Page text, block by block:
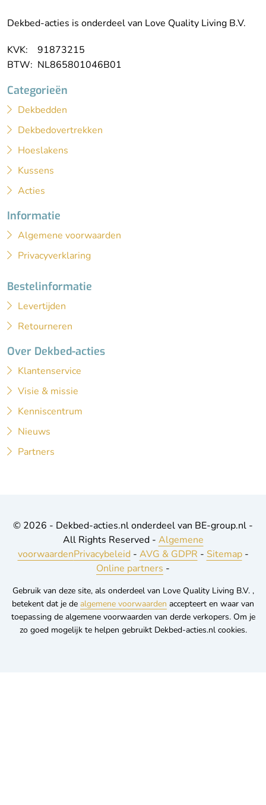
Dekbed-acties is onderdeel van Love Quality Living B.V.
KVK: 91873215
BTW: NL865801046B01
Categorieën
Dekbedden
Dekbedovertrekken
Hoeslakens
Kussens
Acties
Informatie
Algemene voorwaarden
Privacyverklaring
Bestelinformatie
Levertijden
Retourneren
Over Dekbed-acties
Klantenservice
Visie & missie
Kenniscentrum
Nieuws
Partners
© 2026 - Dekbed-acties.nl onderdeel van BE-group.nl -
All Rights Reserved - Algemene
voorwaardenPrivacybeleid- AVG & GDPR - Sitemap-
Online partners -
Gebruik van deze site, als onderdeel van Love Quality Living B.V. ,
betekent dat je de algemene voorwaarden accepteert en waar van
toepassing de algemene voorwaarden van derde verkopers. Om je
zo goed mogelijk te helpen gebruikt Dekbed-acties.nl cookies.